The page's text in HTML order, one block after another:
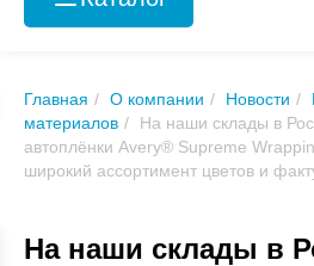
б/у
Главная О компании Новости
материалов
На наши склады в
автоплёнки Avery® Supreme
широкий ассортимент цветов и
На наши склады в